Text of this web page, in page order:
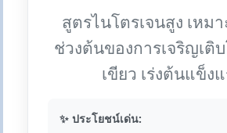
สูตรไนโตรเจนสูง เหม
ช่วงต้นของการเจริญเติบ
เขียว เร่งต้นแข็ง
✨ ประโยชน์เด่น: